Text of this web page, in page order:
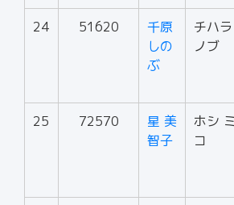
24 51620
千原
しの
ぶ
チハ
ノブ
25 72570
星 美
智子
ホシ
コ